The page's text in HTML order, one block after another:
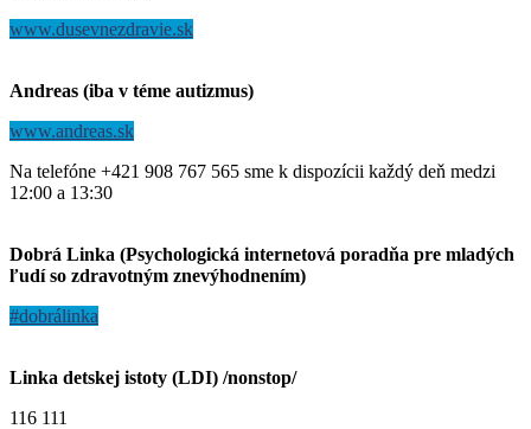
www.dusevnezdravie.sk
Andreas (iba v téme autizmus)
www.andreas.sk
Na telefóne +421 908 767 565 sme k dispozícii každý deň medzi
12:00 a 13:30
Dobrá Linka (Psychologická internetová poradňa pre mladých
ľudí so zdravotným znevýhodnením)
#dobrálinka
Linka detskej istoty (LDI) /nonstop/
116 111